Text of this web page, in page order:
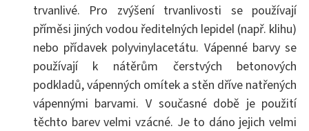
trvanlivé. Pro zvýšení trvanlivosti se používají
příměsi jiných vodou ředitelných lepidel (např. klihu)
nebo přídavek polyvinylacetátu. Vápenné barvy se
používají k nátěrům čerstvých betonových
podkladů, vápenných omítek a stěn dříve natřených
vápennými barvami. V současné době je použití
těchto barev velmi vzácné. Je to dáno jejich velmi